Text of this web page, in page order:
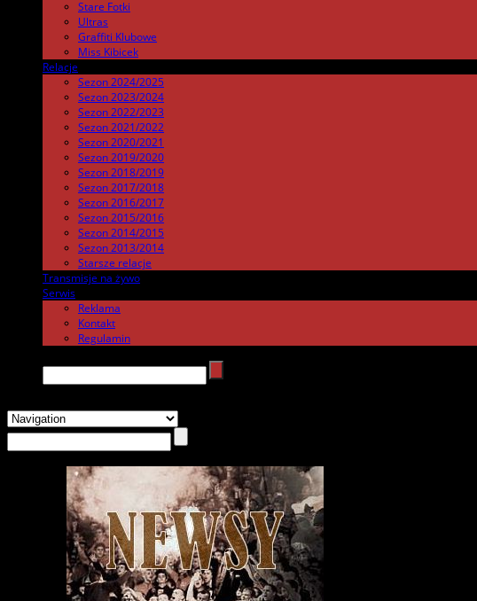
Stare Fotki
Ultras
Graffiti Klubowe
Miss Kibicek
Relacje
Sezon 2024/2025
Sezon 2023/2024
Sezon 2022/2023
Sezon 2021/2022
Sezon 2020/2021
Sezon 2019/2020
Sezon 2018/2019
Sezon 2017/2018
Sezon 2016/2017
Sezon 2015/2016
Sezon 2014/2015
Sezon 2013/2014
Starsze relacje
Transmisje na żywo
Serwis
Reklama
Kontakt
Regulamin